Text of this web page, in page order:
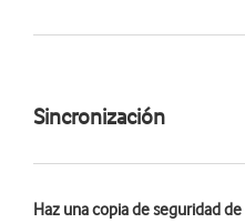
Sincronización
Haz una copia de seguridad